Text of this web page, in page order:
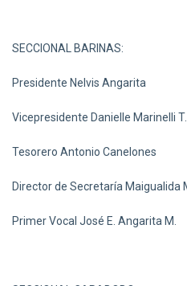
SECCIONAL BARINAS:
Presidente Nelvis Angarita
Vicepresidente Danielle Marinelli T.
Tesorero Antonio Canelones
Director de Secretaría Maigualida
Primer Vocal José E. Angarita M.